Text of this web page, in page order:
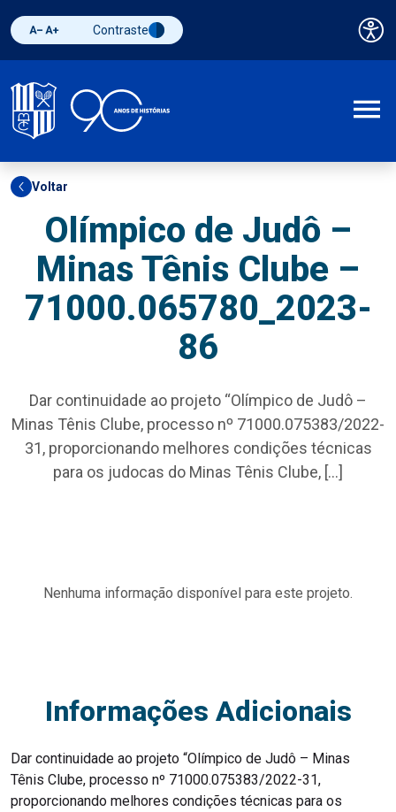
Diminuir fonte
Aumentar fonteAlternar contraste
Contraste
Voltar
Olímpico de Judô –
Minas Tênis Clube –
71000.065780_2023-
86
Dar continuidade ao projeto “Olímpico de Judô –
Minas Tênis Clube, processo nº 71000.075383/2022-
31, proporcionando melhores condições técnicas
para os judocas do Minas Tênis Clube, […]
Nenhuma informação disponível para este projeto.
Informações Adicionais
Dar continuidade ao projeto “Olímpico de Judô – Minas
Tênis Clube, processo nº 71000.075383/2022-31,
proporcionando melhores condições técnicas para os